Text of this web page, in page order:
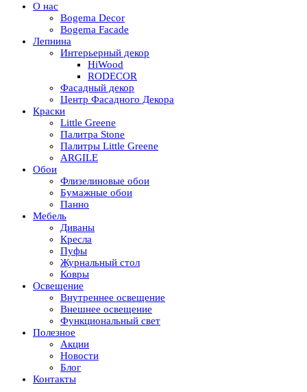
О нас
Bogema Decor
Bogema Facade
Лепнина
Интерьерный декор
HiWood
RODECOR
Фасадный декор
Центр Фасадного Декора
Краски
Little Greene
Палитра Stone
Палитры Little Greene
ARGILE
Обои
Флизелиновые обои
Бумажные обои
Панно
Мебель
Диваны
Кресла
Пуфы
Журнальный стол
Ковры
Освещение
Внутреннее освещение
Внешнее освещение
Функциональный свет
Полезное
Акции
Новости
Блог
Контакты